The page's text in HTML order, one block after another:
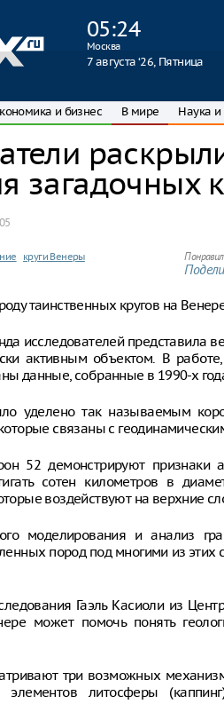
05:24
Москва
7 августа ‘26, Пятница
и бизнес В мире Наука и
загадочных
круги Венеры
таинственных кругов на
исследователей представила
активным объектом. В
данные, собранные в 1990-х
уделено так называемым
связаны с
52 демонстрируют признаки
сотен километров в
воздействуют на верхние
моделирования и анализ
пород под многими из этих
Гаэль Касиоли из
может помочь понять
три возможных
элементов литосферы